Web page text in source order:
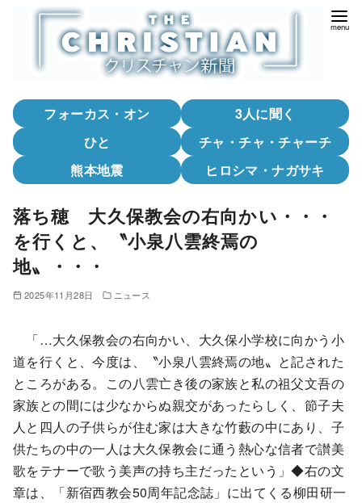
フォーカス・オン
3人に聞く
ひと
チャ・チャ・チャーチ
熊本地震
ヒロシマ・ナガサキ
落ち穂 大久保教会の右向かい・・・
を行くと、〝小泉八雲終焉の
地〟・・・
2025年11月28日 ニュース
「…大久保教会の右向かい、大久保小学校に向かう小
道を行くと、今度は、〝小泉八雲終焉の地〟と記された
ところがある。この八雲亡き後の家族と私の祖父文吾の
家族との間には少なからぬ親交があったらしく、節子夫
人と四人の子供らが住む家は大きな竹藪の中にあり、子
供たちの中の一人は大久保教会に通う熱心な信者で讃美
歌をテナーで歌う美声の持ち主だったという」◆右の文
章は、「新宿西教会50周年記念誌」に出てくる柳田研一